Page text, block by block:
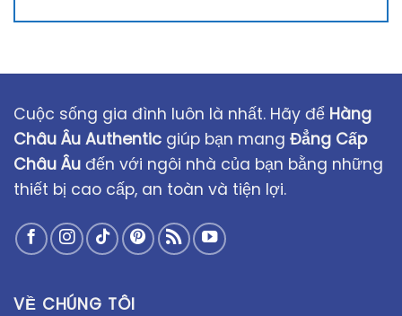
Cuộc sống gia đình luôn là nhất. Hãy để Hàng
Châu Âu Authentic giúp bạn mang Đẳng Cấp
Châu Âu đến với ngôi nhà của bạn bằng những
thiết bị cao cấp, an toàn và tiện lợi.
VỀ CHÚNG TÔI